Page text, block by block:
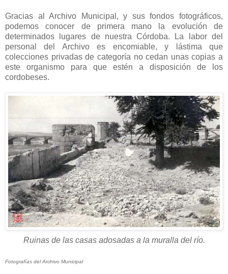
Gracias al Archivo Municipal, y sus fondos fotográficos,
podemos conocer de primera mano la evolución de
determinados lugares de nuestra Córdoba. La labor del
personal del Archivo es encomiable, y lástima que
colecciones privadas de categoría no cedan unas copias a
este organismo para que estén a disposición de los
cordobeses.
Ruinas de las casas adosadas a la muralla del río.
Fotografías del Archivo Municipal